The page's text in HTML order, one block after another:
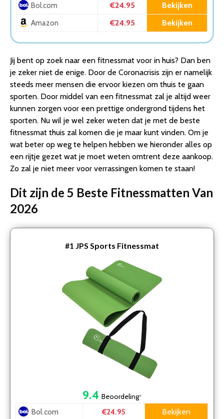
Bol.com €24.95 Bekijken
Amazon €24.95 Bekijken
Jij bent op zoek naar een fitnessmat voor in huis? Dan ben
je zeker niet de enige. Door de Coronacrisis zijn er namelijk
steeds meer mensen die ervoor kiezen om thuis te gaan
sporten. Door middel van een fitnessmat zal je altijd weer
kunnen zorgen voor een prettige ondergrond tijdens het
sporten. Nu wil je wel zeker weten dat je met de beste
fitnessmat thuis zal komen die je maar kunt vinden. Om je
wat beter op weg te helpen hebben we hieronder alles op
een rijtje gezet wat je moet weten omtrent deze aankoop.
Zo zal je niet meer voor verrassingen komen te staan!
Dit zijn de 5 Beste Fitnessmatten Van
2026
#1 JPS Sports Fitnessmat
9.4 Beoordeling*
Bol.com €24.95
Bekijken